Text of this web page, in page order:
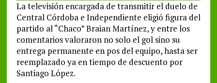
La televisión encargada de transmitir el duelo de
Central Córdoba e Independiente eligió figura del
partido al “Chaco” Braian Martínez, y entre los
comentarios valoraron no solo el gol sino su
entrega permanente en pos del equipo, hasta ser
reemplazado ya en tiempo de descuento por
Santiago López.